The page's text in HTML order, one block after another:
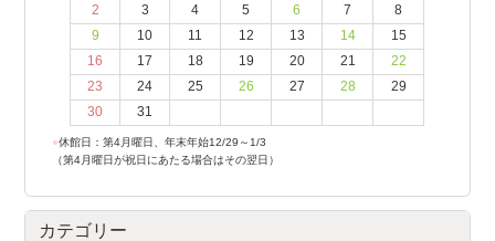
2
3 4 5 6 7
8
9
10 11 12 13 14
15
16
17 18 19 20 21
22
23
24 25 26 27 28
29
30
31
●休館日：第4月曜日、年末年始12/29～1/3
（第4月曜日が祝日にあたる場合はその翌日）
カテゴリー